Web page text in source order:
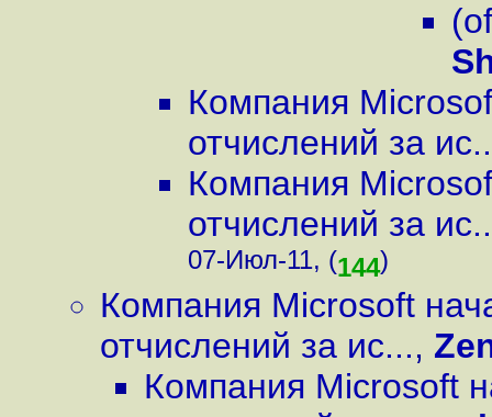
Компания
отчислений за
Компания
отчислений за
07-Июл-11, (144)
Компания Microsoft
отчислений за ис...,
Компания Microsoft